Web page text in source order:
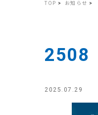
TOP お知らせ
2508
2025.07.29